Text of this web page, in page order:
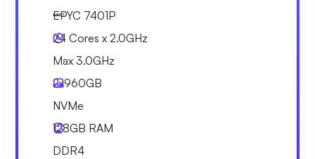
EPYC 7401P
24 Cores x 2.0GHz
Max 3.0GHz
2x960GB
NVMe
128GB RAM
DDR4